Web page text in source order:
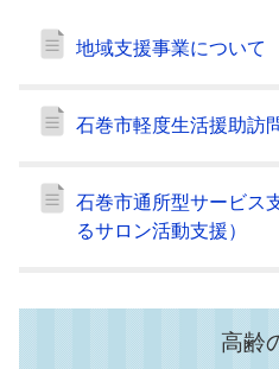
地域支援事業について
石巻市軽度生活援助訪
石巻市通所型サービス
るサロン活動支援）
高齢